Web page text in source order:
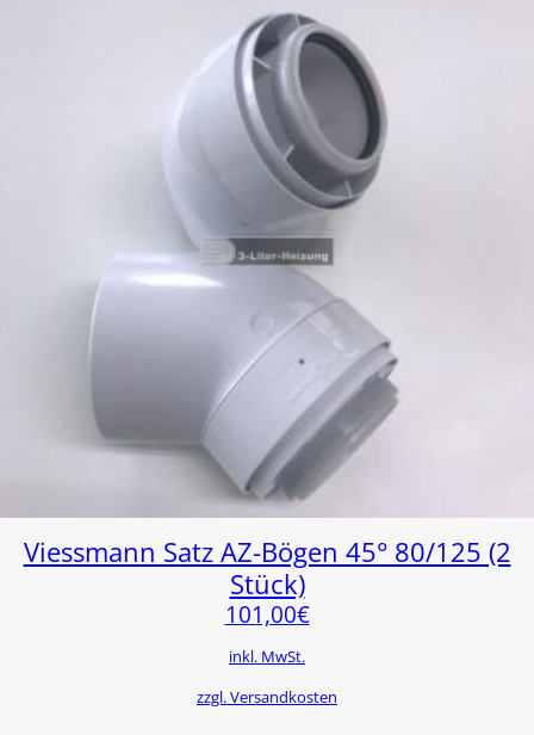
Viessmann Satz AZ-Bögen 45° 80/125 (2
Stück)
101,00€
inkl. MwSt.
zzgl. Versandkosten